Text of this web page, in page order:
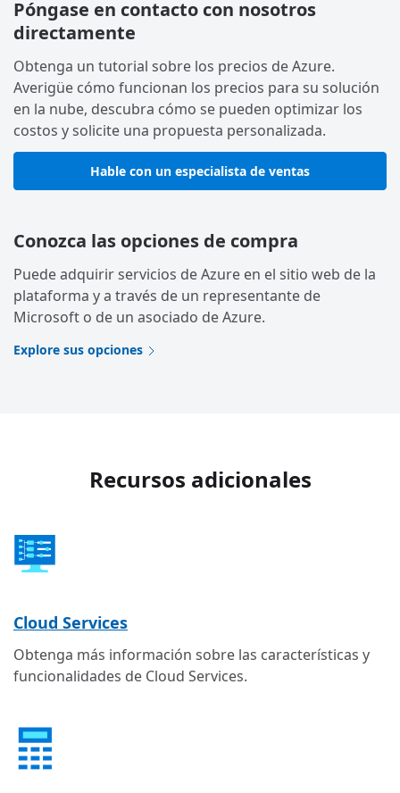
Póngase en contacto con nosotros
directamente
Obtenga un tutorial sobre los precios de Azure.
Averigüe cómo funcionan los precios para su solución
en la nube, descubra cómo se pueden optimizar los
costos y solicite una propuesta personalizada.
Hable con un especialista de ventas
Conozca las opciones de compra
Puede adquirir servicios de Azure en el sitio web de la
plataforma y a través de un representante de
Microsoft o de un asociado de Azure.
Explore sus opciones
Recursos adicionales
Cloud Services
Obtenga más información sobre las características y
funcionalidades de Cloud Services.